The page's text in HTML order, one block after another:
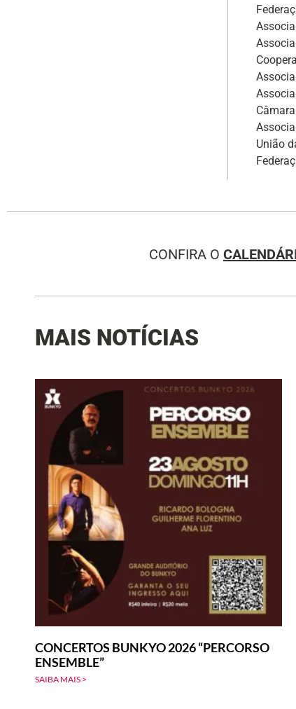
União
CONFIRA O
MAIS NOTÍCIAS
CONCERTOS BUNKYO 2026 “PERCORSO
ENSEMBLE”
SAIBA MAIS >